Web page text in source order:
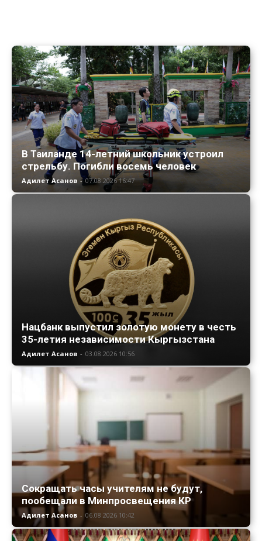
В Таиланде 14-летний школьник устроил
стрельбу. Погибли восемь человек
Адилет Асанов - 07.08.2026 16:47
Нацбанк выпустил золотую монету в честь
35-летия независимости Кыргызстана
Адилет Асанов - 03.08.2026 10:56
Сокращать часы учителям не будут,
пообещали в Минпросвещения КР
Адилет Асанов - 06.08.2026 10:42